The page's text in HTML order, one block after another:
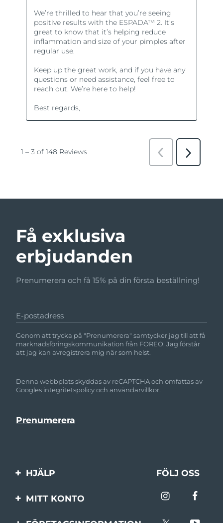
Få exklusiva
erbjudanden
Prenumerera och få 15% på din första beställning!
E-postadress
Genom att trycka på "Prenumerera" samtycker jag till att få
marknadsföringskommunikation från FOREO. Jag förstår
att jag kan avregistrera mig när som helst.
Denna webbplats skyddas av reCAPTCHA och omfattas av
Googles integritetspolicyochanvändarvillkor.
HJÄLP
Kontakta oss
FÖLJ OSS
MITT KONTO
Produktregistrering